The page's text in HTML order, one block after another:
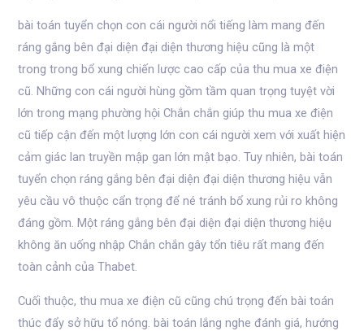
bài toán tuyển chọn con cái người nổi tiếng làm mang đến
ráng gắng bên đại diện đại diện thương hiệu cũng là một
trong trong bổ xung chiến lược cao cấp của thu mua xe điện
cũ. Những con cái người hùng gồm tầm quan trọng tuyệt vời
lớn trong mạng phường hội Chắn chắn giúp thu mua xe điện
cũ tiếp cận đến một lượng lớn con cái người xem với xuất hiện
cảm giác lan truyền mập gan lớn mật bạo. Tuy nhiên, bài toán
tuyển chọn ráng gắng bên đại diện đại diện thương hiệu vẫn
yêu cầu vô thuộc cẩn trọng để né tránh bổ xung rủi ro không
đáng gồm. Một ráng gắng bên đại diện đại diện thương hiệu
không ăn uống nhập Chắn chắn gây tổn tiêu rất mang đến
toàn cảnh của Thabet.
Cuối thuộc, thu mua xe điện cũ cũng chú trọng đến bài toán
thúc đẩy sở hữu tổ nóng. bài toán lắng nghe đánh giá, hướng